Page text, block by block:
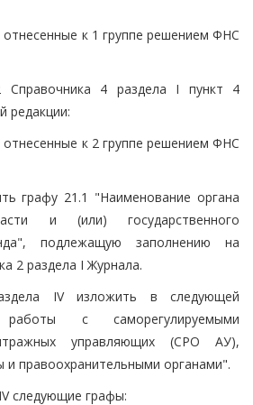
к 1 группе решением ФНС
Справочника 4 раздела I пункт 4
редакции:
к 2 группе решением ФНС
графу 21.1 "Наименование органа
и (или) государственного
подлежащую заполнению на
2 раздела I Журнала.
IV изложить в следующей
с саморегулируемыми
управляющих (СРО АУ),
и правоохранительными органами".
следующие графы: